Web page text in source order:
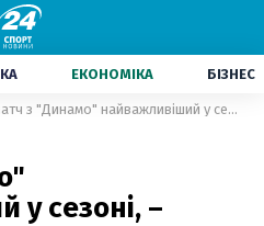
ЕКОНОМІКА БІЗНЕС
Матч з "Динамо" найважливіший у сезоні, – лідер "Шахтаря"
у сезоні, –